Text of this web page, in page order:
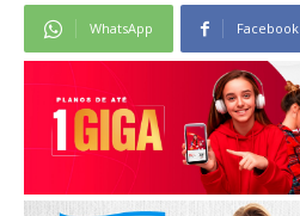
WhatsApp Facebook